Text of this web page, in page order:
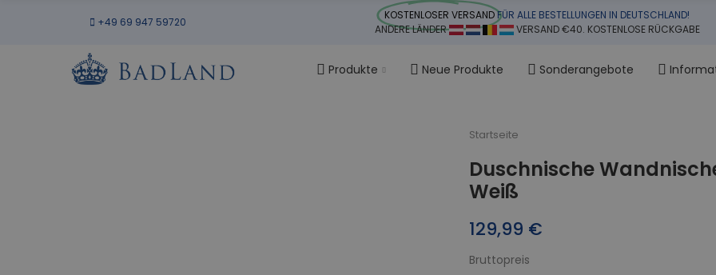
+49 69 947 59720
KOSTENLOSER VERSANDFÜR ALLE BESTELLUNGEN IN DEUTSCHLAND!
ANDERE LÄNDER
VERSAND €40. KOSTENLOSE RÜCKGABE
Produkte Neue Produkte Sonderangebote
Startseite
Duschnische
Weiß
129,99 €
Bruttopreis